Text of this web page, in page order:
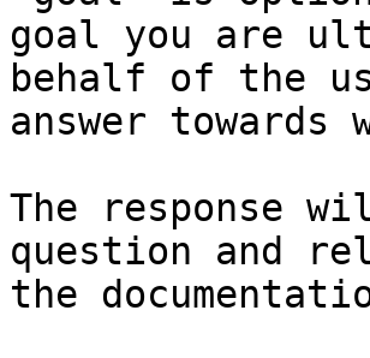
goal you are
behalf of the
answer
The response
question and
the